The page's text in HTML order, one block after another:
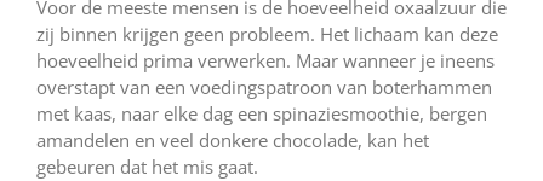
Voor de meeste mensen is de hoeveelheid oxaalzuur die
zij binnen krijgen geen probleem. Het lichaam kan deze
hoeveelheid prima verwerken. Maar wanneer je ineens
overstapt van een voedingspatroon van boterhammen
met kaas, naar elke dag een spinaziesmoothie, bergen
amandelen en veel donkere chocolade, kan het
gebeuren dat het mis gaat.